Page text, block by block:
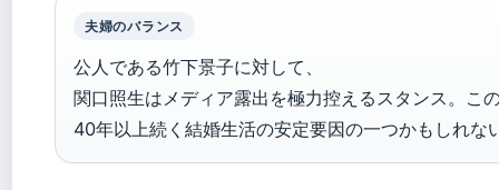
夫婦のバランス
公人である竹下景子に対して、
関口照生はメディア露出を極力控えるスタンス。こ
40年以上続く結婚生活の安定要因の一つかもしれな